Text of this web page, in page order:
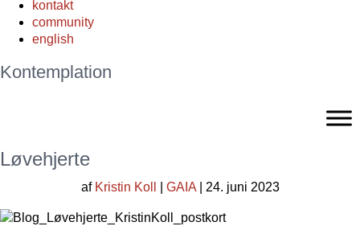
kontakt
community
english
Kontemplation
Løvehjerte
af Kristin Koll GAIA| 24. juni 2023